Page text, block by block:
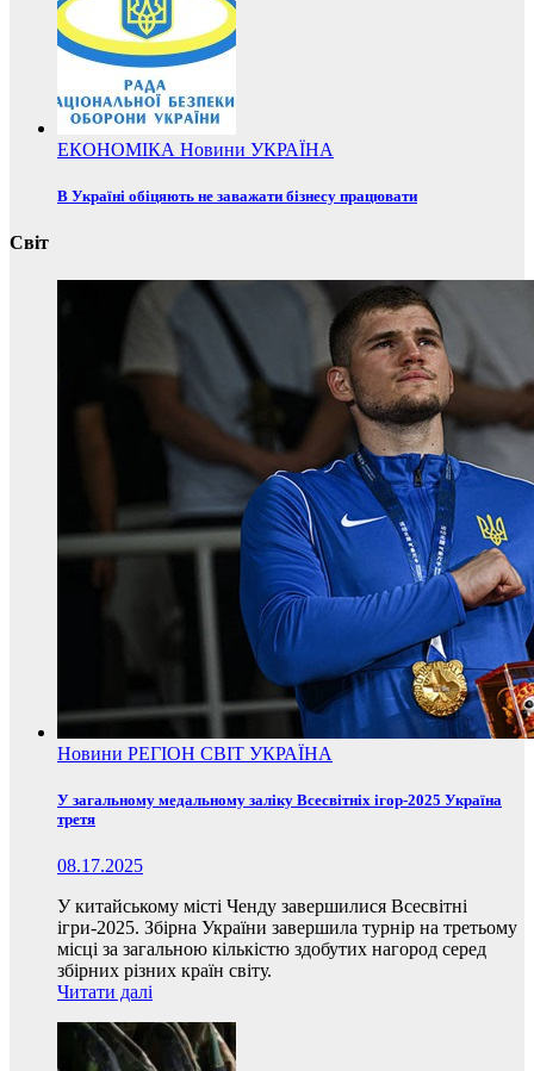
ЕКОНОМІКА Новини УКРАЇНА
В Україні обіцяють не заважати бізнесу працювати
Світ
Новини РЕГІОН СВІТ УКРАЇНА
У загальному медальному заліку Всесвітніх ігор-2025 Україна
третя
08.17.2025
У китайському місті Ченду завершилися Всесвітні
ігри-2025. Збірна України завершила турнір на третьому
місці за загальною кількістю здобутих нагород серед
збірних різних країн світу.
Читати далі